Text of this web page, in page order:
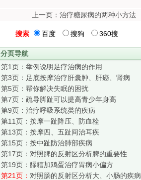
上一页：治疗糖尿病的两种小方法
搜索 百度 搜狗 360搜
分页导航
第1页： 举例说明足疗治病的作用
第3页： 足底按摩治疗肝囊肿、肝癌、肾病
第5页： 帮你解决失眠的困扰
第7页： 疏导脚趾可以提高青少年身高
第9页： 治疗呼吸系统类的疾病
第11页： 按摩一趾降压、防血栓
第13页： 按摩四、五趾间治耳疾
第15页： 按中趾防治肺部疾病
第17页： 对照脾的反射区分析脾的重要性
第19页： 醪糟加鸡蛋治疗胃病小偏方
第21页： 对照肠的反射区分析大、小肠的疾病